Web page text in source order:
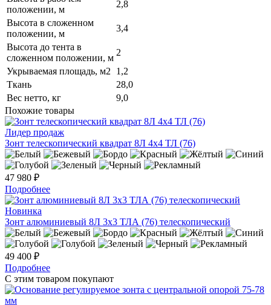
положении, м
2,8
Высота в сложенном
положении, м
3,4
Высота до тента в
сложенном положении, м
2
Укрываемая площадь, м2
1,2
Ткань
28,0
Вес нетто, кг
9,0
Похожие товары
Лидер продаж
Зонт телескопический квадрат 8Л 4х4 ТЛ (76)
47 980 ₽
Подробнее
Новинка
Зонт алюминиевый 8Л 3х3 ТЛА (76) телескопический
49 400 ₽
Подробнее
С этим товаром покупают